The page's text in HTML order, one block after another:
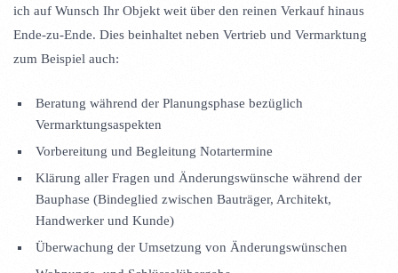
ich auf Wunsch Ihr Objekt weit über den reinen Verkauf hinaus
Ende-zu-Ende. Dies beinhaltet neben Vertrieb und Vermarktung
zum Beispiel auch:
Beratung während der Planungsphase bezüglich
Vermarktungsaspekten
Vorbereitung und Begleitung Notartermine
Klärung aller Fragen und Änderungswünsche während der
Bauphase (Bindeglied zwischen Bauträger, Architekt,
Handwerker und Kunde)
Überwachung der Umsetzung von Änderungswünschen